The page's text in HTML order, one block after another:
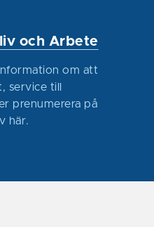
och Arbete
om att
service till
prenumerera på
här.